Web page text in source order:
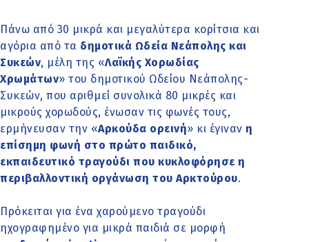
Πάνω από 30 μικρά και μεγαλύτερα κορίτσια και
αγόρια από τα δημοτικά Ωδεία Νεάπολης και
Συκεών, μέλη της «Λαϊκής Χορωδίας
Χρωμάτων» του δημοτικού Ωδείου Νεάπολης-
Συκεών, που αριθμεί συνολικά 80 μικρές και
μικρούς χορωδούς, ένωσαν τις φωνές τους,
ερμήνευσαν την «Αρκούδα ορεινή» κι έγιναν η
επίσημη φωνή στο πρώτο παιδικό,
εκπαιδευτικό τραγούδι που κυκλοφόρησε η
περιβαλλοντική οργάνωση του Αρκτούρου.
Πρόκειται για ένα χαρούμενο τραγούδι
ηχογραφημένο για μικρά παιδιά σε μορφή